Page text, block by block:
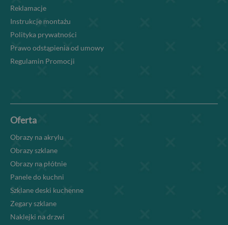
Reklamacje
Instrukcje montażu
Polityka prywatności
Prawo odstąpienia od umowy
Regulamin Promocji
Oferta
Obrazy na akrylu
Obrazy szklane
Obrazy na płótnie
Panele do kuchni
Szklane deski kuchenne
Zegary szklane
Naklejki na drzwi